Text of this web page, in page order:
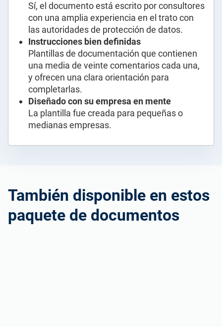
Sí, el documento está escrito por consultores
con una amplia experiencia en el trato con
las autoridades de protección de datos.
Instrucciones bien definidas
Plantillas de documentación que contienen
una media de veinte comentarios cada una,
y ofrecen una clara orientación para
completarlas.
Diseñado con su empresa en mente
La plantilla fue creada para pequeñas o
medianas empresas.
También disponible en estos
paquete de documentos